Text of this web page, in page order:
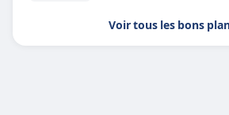
Voir tous les bons